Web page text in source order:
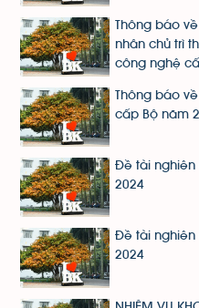
Thông báo
nhân chủ trì
công nghệ
Thông báo
cấp Bộ năm
Đề tài nghiên
2024
Đề tài nghiên
2024